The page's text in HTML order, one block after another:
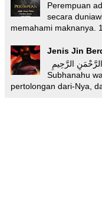
Perempuan
secara
memahami maknanya.
Jenis Jin
Subhanahu
pertolongan dari-Nya,